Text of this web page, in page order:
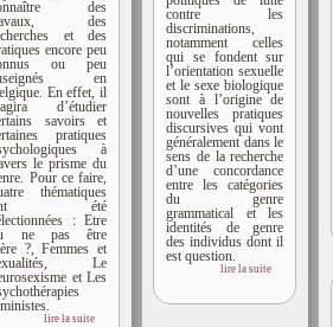
des
des
et des
encore peu
ou peu
en
En effet, il
d’étudier
savoirs et
pratiques
à
le prisme du
Pour ce faire,
thématiques
été
: Etre
ne pas être
?, Femmes et
Le
et Les
lire la suite
contre les
discriminations,
notamment celles
qui se fondent sur
l’orientation sexuelle
et le sexe biologique
sont à l’origine de
nouvelles pratiques
discursives qui vont
généralement dans le
sens de la recherche
d’une concordance
entre les catégories
du genre
grammatical et les
identités de genre
des individus dont il
est question.
lire la suite